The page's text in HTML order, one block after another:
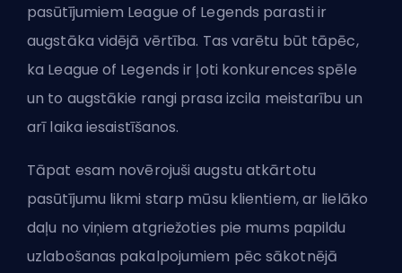
pasūtījumiem League of Legends parasti ir
augstāka vidējā vērtība. Tas varētu būt tāpēc,
ka League of Legends ir ļoti konkurences spēle
un to augstākie rangi prasa izcila meistarību un
arī laika iesaistīšanos.
Tāpat esam novērojuši augstu atkārtotu
pasūtījumu likmi starp mūsu klientiem, ar lielāko
daļu no viņiem atgriežoties pie mums papildu
uzlabošanas pakalpojumiem pēc sākotnējā